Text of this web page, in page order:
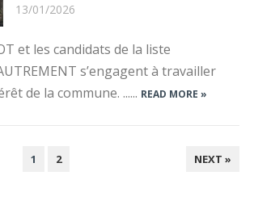
13/01/2026
et les candidats de la liste
s’engagent à travailler
de la commune. ...... READ MORE »
1 2 NEXT »